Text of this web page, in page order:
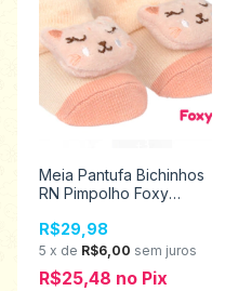
Meia Pantufa Bichinhos
RN Pimpolho Foxy
R$29,98
5 x de R$6,00 sem juros
R$25,48 no Pix